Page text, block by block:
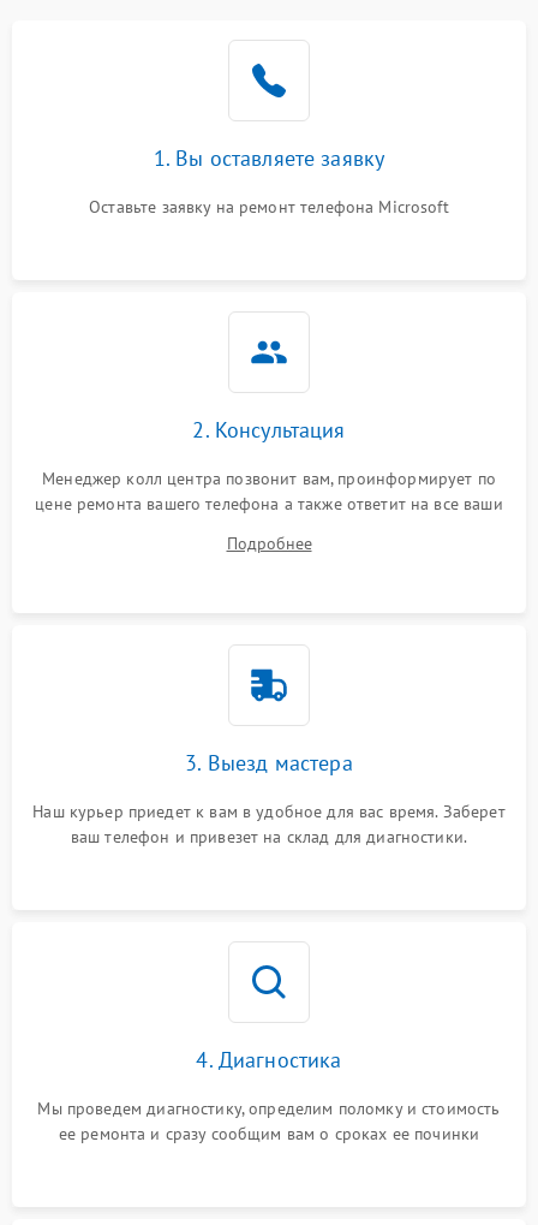
1. Вы оставляете заявку
Оставьте заявку на ремонт телефона Microsoft
2. Консультация
Менеджер колл центра позвонит вам, проинформирует по
цене ремонта вашего телефона а также ответит на все ваши
Подробнее
3. Выезд мастера
Наш курьер приедет к вам в удобное для вас время. Заберет
ваш телефон и привезет на склад для диагностики.
4. Диагностика
Мы проведем диагностику, определим поломку и стоимость
ее ремонта и сразу сообщим вам о сроках ее починки